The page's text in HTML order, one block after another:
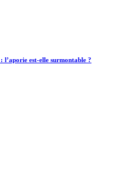
l’aporie est-elle surmontable ?